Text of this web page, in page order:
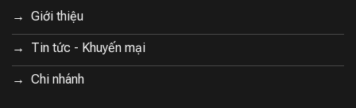
Giới thiệu
Tin tức - Khuyến mại
Chi nhánh